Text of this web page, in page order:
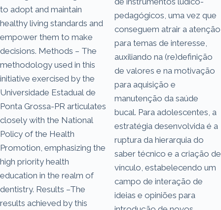
to adopt and maintain
healthy living standards and
empower them to make
decisions. Methods – The
methodology used in this
initiative exercised by the
Universidade Estadual de
Ponta Grossa-PR articulates
closely with the National
Policy of the Health
Promotion, emphasizing the
high priority health
education in the realm of
dentistry. Results –The
results achieved by this
pedagógicos, uma vez que
conseguem atrair a atenção
para temas de interesse,
auxiliando na (re)definição
de valores e na motivação
para aquisição e
manutenção da saúde
bucal. Para adolescentes, a
estratégia desenvolvida é a
ruptura da hierarquia do
saber técnico e a criação de
vínculo, estabelecendo um
campo de interação de
ideias e opiniões para